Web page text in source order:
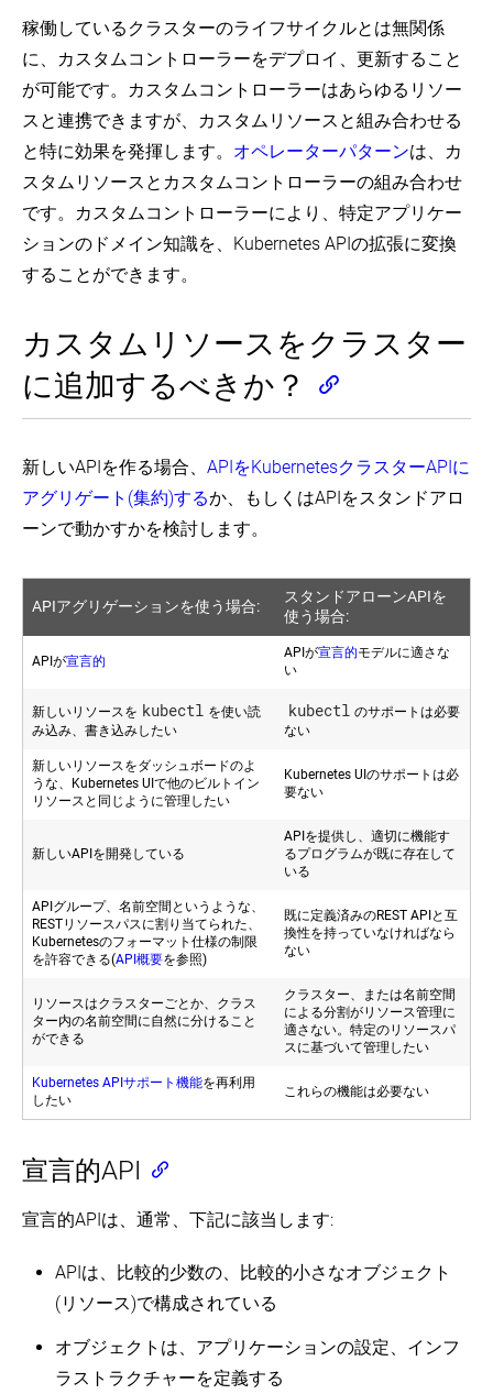
ー
(Field
Selectors)
推
奨
ラ
ベ
ル
Labels)
(EN)
Taints
and
Tolerations
(EN)
Secrets
(EN)
Organizing
Cluster
Using
kubeconfig
Files
(EN)
and
Preemption
(EN)
The
Kubernetes
Control
Plane
(EN)
Configuring
kubelet
Garbage
Collection
(EN)
in
Kubernetes
(EN)
ン
ト
ロ
ー
ラ
ネ
ー
ャ
の
標
Addons
グ
ゲ
ー
ョ
ン
レ
イ
ー
を
っ
API
の
拡
張
タ
ム
ソ
Compute,
Networking
Network
Plugins
Device
Plugins
オ
ペ
ー
タ
ー
タ
Service
Catalog
(EN)
Poseidon-
Firmament
Scheduler
稼働しているクラスターのライフサイクルとは無関係
に、カスタムコントローラーをデプロイ、更新すること
が可能です。カスタムコントローラーはあらゆるリソー
スと連携できますが、カスタムリソースと組み合わせる
と特に効果を発揮します。 オペレーターパターンは、カ
スタムリソースとカスタムコントローラーの組み合わせ
です。カスタムコントローラーにより、特定アプリケー
ションのドメイン知識を、Kubernetes APIの拡張に変換
することができます。
カスタムリソースをクラスター
に追加するべきか？
新しいAPIを作る場合、 APIをKubernetesクラスターAPIに
アグリゲート(集約)するか、もしくはAPIをスタンドアロ
ーンで動かすかを検討します。
APIアグリゲーションを使う場合:
スタンドアローンAPIを
使う場合:
APIが宣言的
APIが宣言的モデルに適さな
い
新しいリソースを kubectl を使い読
み込み、書き込みしたい
kubectl のサポートは必要
ない
新しいリソースをダッシュボードのよ
うな、Kubernetes UIで他のビルトイン
リソースと同じように管理したい
Kubernetes UIのサポートは必
要ない
新しいAPIを開発している
APIを提供し、適切に機能す
るプログラムが既に存在して
いる
APIグループ、名前空間というような、
RESTリソースパスに割り当てられた、
Kubernetesのフォーマット仕様の制限
を許容できる(API概要を参照)
既に定義済みのREST APIと互
換性を持っていなければなら
ない
リソースはクラスターごとか、クラス
ター内の名前空間に自然に分けること
ができる
クラスター、または名前空間
による分割がリソース管理に
適さない。特定のリソースパ
スに基づいて管理したい
Kubernetes APIサポート機能を再利用
したい
これらの機能は必要ない
宣言的API
宣言的APIは、通常、下記に該当します:
APIは、比較的少数の、比較的小さなオブジェクト
(リソース)で構成されている
オブジェクトは、アプリケーションの設定、インフ
ラストラクチャーを定義する